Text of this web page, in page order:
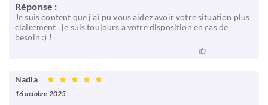
Réponse :
Je suis content que j'ai pu vous aidez avoir votre situation plus
clairement , je suis toujours a votre disposition en cas de
besoin :) !
Nadia
16 octobre 2025